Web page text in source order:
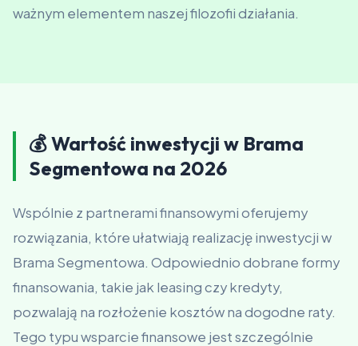
ważnym elementem naszej filozofii działania.
💰 Wartość inwestycji w Brama
Segmentowa na 2026
Wspólnie z partnerami finansowymi oferujemy
rozwiązania, które ułatwiają realizację inwestycji w
Brama Segmentowa. Odpowiednio dobrane formy
finansowania, takie jak leasing czy kredyty,
pozwalają na rozłożenie kosztów na dogodne raty.
Tego typu wsparcie finansowe jest szczególnie